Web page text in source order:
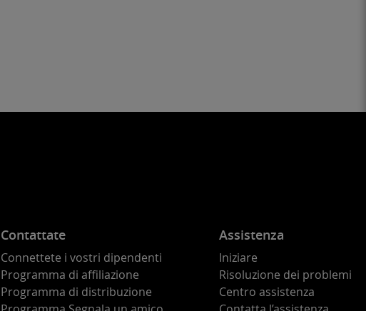
Contattate
Connettete i vostri dipendenti
Programma di affiliazione
Programma di distribuzione
Assistenza
Iniziare
Risoluzione dei problemi
Centro assistenza